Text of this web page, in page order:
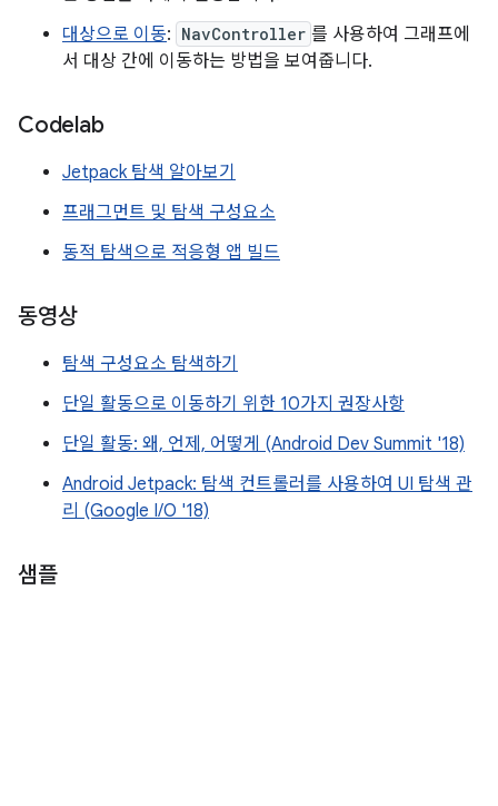
대상으로 이동: NavController 를 사용하여 그래프에
서 대상 간에 이동하는 방법을 보여줍니다.
Codelab
Jetpack 탐색 알아보기
프래그먼트 및 탐색 구성요소
동적 탐색으로 적응형 앱 빌드
동영상
탐색 구성요소 탐색하기
단일 활동으로 이동하기 위한 10가지 권장사항
단일 활동: 왜, 언제, 어떻게 (Android Dev Summit '18)
Android Jetpack: 탐색 컨트롤러를 사용하여 UI 탐색 관
리 (Google I/O '18)
샘플